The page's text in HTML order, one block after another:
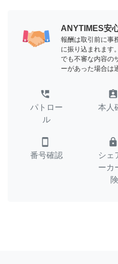
ANYTIMES安
報酬は取引前に事
に振り込まれます
でも不審な内容の
ーがあった場合は
perm_phone_msg
パトロー
ル
assignment_ind
本人
smartphone
番号確認
lock
シェ
ーカ
険